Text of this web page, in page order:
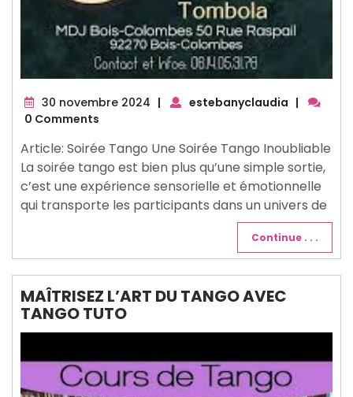
30 novembre 2024 30
| estebanyclaudia |
0 Comments
Article: Soirée Tango Une Soirée Tango Inoubliable
La soirée tango est bien plus qu’une simple sortie,
c’est une expérience sensorielle et émotionnelle
qui transporte les participants dans un univers de
Continue . . .
MAÎTRISEZ L’ART DU TANGO AVEC
TANGO TUTO